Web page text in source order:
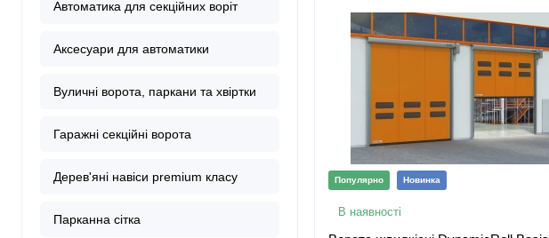
Автоматика для секційних воріт
Аксесуари для автоматики
Вуличні ворота, паркани та хвіртки
Гаражні секційні ворота
Дерев'яні навіси premium класу
Парканна сітка
Популярно Новинка
В наявності